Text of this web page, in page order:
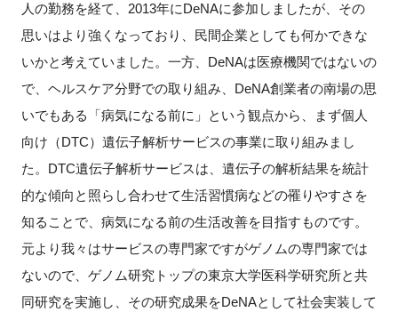
人の勤務を経て、2013年にDeNAに参加しましたが、その
思いはより強くなっており、民間企業としても何かできな
いかと考えていました。一方、DeNAは医療機関ではないの
で、ヘルスケア分野での取り組み、DeNA創業者の南場の思
いでもある「病気になる前に」という観点から、まず個人
向け（DTC）遺伝子解析サービスの事業に取り組みまし
た。DTC遺伝子解析サービスは、遺伝子の解析結果を統計
的な傾向と照らし合わせて生活習慣病などの罹りやすさを
知ることで、病気になる前の生活改善を目指すものです。
元より我々はサービスの専門家ですがゲノムの専門家では
ないので、ゲノム研究トップの東京大学医科学研究所と共
同研究を実施し、その研究成果をDeNAとして社会実装して